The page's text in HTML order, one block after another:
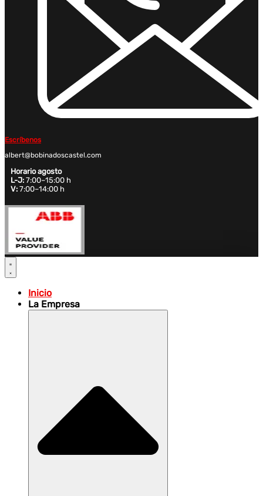
Escríbenos
albert@bobinadoscastel.com
Horario agosto
L-J: 7:00–15:00 h
V: 7:00–14:00 h
Inicio
La Empresa